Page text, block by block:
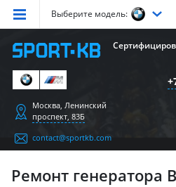
Выберите модель:
Серия
Серия X4 X6
Москва, Ленинский
проспект, 83Б
contact@sportkb.com
Ремонт генератора